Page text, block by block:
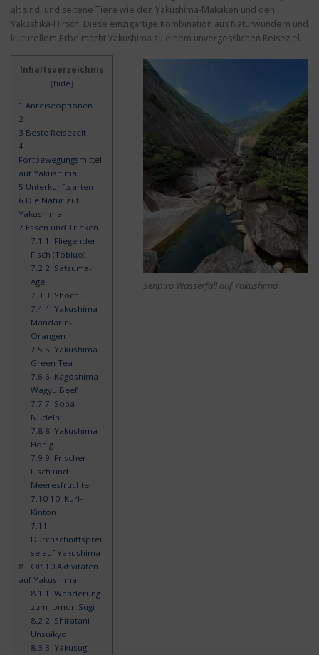
alt sind, und seltene Tiere wie den Yakushima-Makaken und den
Yakushika-Hirsch. Diese einzigartige Kombination aus Naturwundern und
kulturellem Erbe macht Yakushima zu einem unvergesslichen Reiseziel.
Senpiro Wasserfall auf Yakushima
Inhaltsverzeichnis
[hide]
1 Anreiseoptionen
2
3 Beste Reisezeit
4
Fortbewegungsmittel
auf Yakushima
5 Unterkunftsarten
6 Die Natur auf
Yakushima
7 Essen und Trinken
7.1 1. Fliegender
Fisch (Tobiuo)
7.2 2. Satsuma-
Age
7.3 3. Shōchū
7.4 4. Yakushima-
Mandarin-
Orangen
7.5 5. Yakushima
Green Tea
7.6 6. Kagoshima
Wagyu Beef
7.7 7. Soba-
Nudeln
7.8 8. Yakushima
Honig
7.9 9. Frischer
Fisch und
Meeresfrüchte
7.10 10. Kuri-
Kinton
7.11
Durchschnittsprei
se auf Yakushima
8 TOP 10 Aktivitäten
auf Yakushima
8.1 1. Wanderung
zum Jomon Sugi
8.2 2. Shiratani
Unsuikyo
8.3 3. Yakusugi